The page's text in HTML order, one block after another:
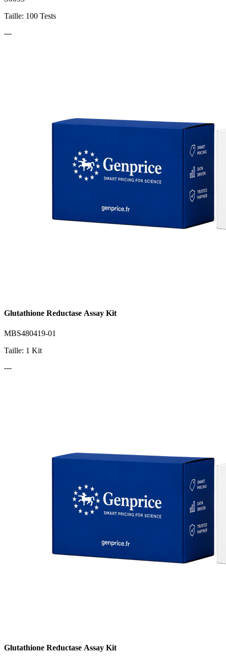
Taille: 100 Tests
---
Glutathione Reductase Assay Kit
MBS480419-01
Taille: 1 Kit
---
Glutathione Reductase Assay Kit